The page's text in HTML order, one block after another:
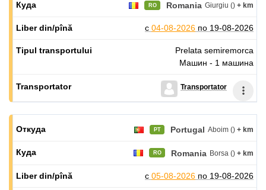
RO Romania Giurgiu () + km
с 04-08-2026 по 19-08-2026
Prelata semiremorca
Машин - 1 машина
Transportator
PT Portugal Aboim () + km
RO Romania Borsa () + km
с 05-08-2026 по 19-08-2026